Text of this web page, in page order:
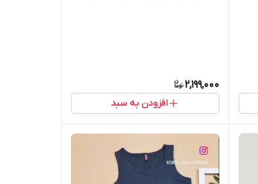
2,199,000
افزودن به سبد